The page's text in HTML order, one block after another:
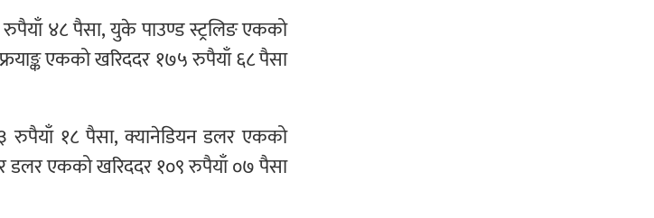
४८ पैसा, युके पाउण्ड स्ट्रलिङ एकको
एकको खरिददर १७५ रुपैयाँ ६८ पैसा
रुपैयाँ १८ पैसा, क्यानेडियन डलर एकको
डलर एकको खरिददर १०९ रुपैयाँ ०७ पैसा